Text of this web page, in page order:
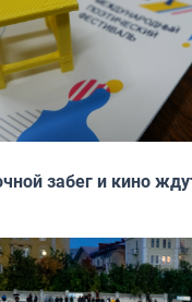
забег и кино